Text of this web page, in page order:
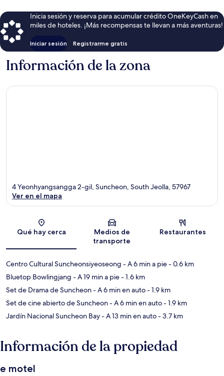
Inicia sesión y reserva para acumular crédito OneKeyCash en
miles de hoteles. ¡Más recompensas te llevan a más aventuras!
Iniciar sesión Registrarme gratis
Información de la zona
Sección del mapa
4 Yeonhyangsangga 2-gil, Suncheon, South Jeolla, 57967
Ver en el mapa
Qué hay cerca
Medios de
transporte
Restaurantes
Centro Cultural Suncheonsiyeoseong - A 6 min a pie- 0.6 km
Bluetop Bowlingjang - A 19 min a pie- 1.6 km
Set de Drama de Suncheon- A 6 min en auto- 1.9 km
Set de cine abierto de Suncheon- A 6 min en auto- 1.9 km
Jardín Nacional Suncheon Bay- A 13 min en auto- 3.7 km
Información de la propiedad
e motel